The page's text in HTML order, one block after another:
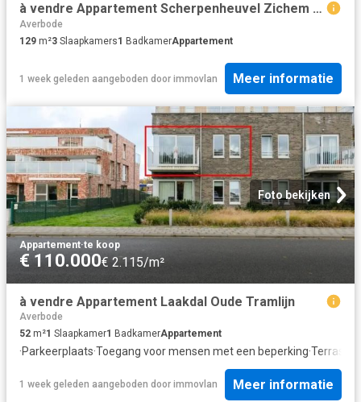
à vendre Appartement Scherpenheuvel Zichem Diestsestraat
Averbode
129 m²3 Slaapkamers1 BadkamerAppartement
1 week geleden aangeboden door immovlan Meer informatie
Foto bekijken
Appartement·te koop
€ 110.000€ 2.115/m²
à vendre Appartement Laakdal Oude Tramlijn
Averbode
52 m²1 Slaapkamer1 BadkamerAppartement
·Parkeerplaats·Toegang voor mensen met een beperking·Terras
1 week geleden aangeboden door immovlan Meer informatie